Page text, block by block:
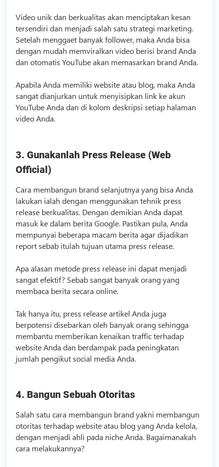
Videounik dan berkualitas akan menciptakan kesan
tersendiri dan menjadi salah satu strategi marketing.
Setelah menggaet banyak follower, maka Anda bisa
dengan mudah memviralkan videoberisi brand Anda
dan otomatis YouTube akan memasarkan brand Anda.
Apabila Anda memiliki website atau blog, maka Anda
sangat dianjurkan untuk menyisipkan link ke akun
YouTube Anda dan di kolom deskripsi setiap halaman
videoAnda.
3. Gunakanlah Press Release (Web
Official)
Cara membangun brand selanjutnya yang bisa Anda
lakukan ialah dengan menggunakan tehnik press
release berkualitas. Dengan demikian Anda dapat
masuk ke dalam berita Google. Pastikan pula, Anda
mempunyai beberapa macam berita agar dijadikan
report sebab itulah tujuan utama press release.
Apa alasan metode press release ini dapat menjadi
sangat efektif? Sebab sangat banyak orang yang
membaca berita secara online.
Tak hanya itu, press release artikel Anda juga
berpotensi disebarkan oleh banyak orang sehingga
membantu memberikan kenaikan traffic terhadap
website Anda dan berdampak pada peningkatan
jumlah pengikut social media Anda.
4. Bangun Sebuah Otoritas
Salah satu cara membangun brand yakni membangun
otoritas terhadap website atau blog yang Anda kelola,
dengan menjadi ahli pada niche Anda. Bagaimanakah
cara melakukannya?